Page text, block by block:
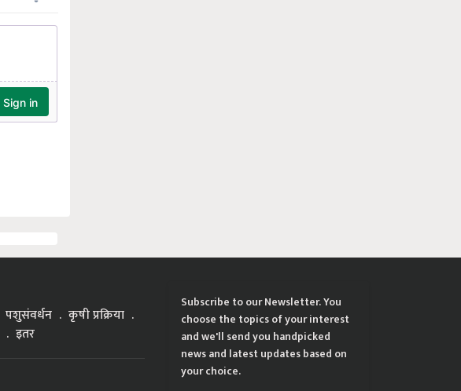
पशुसंवर्धन
कृषी प्रक्रिया
इतर
Subscribe to our Newsletter. You
choose the topics of your interest
and we'll send you handpicked
news and latest updates based on
your choice.